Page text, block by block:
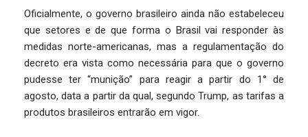
Oficialmente, o governo brasileiro ainda não estabeleceu
que setores e de que forma o Brasil vai responder às
medidas norte-americanas, mas a regulamentação do
decreto era vista como necessária para que o governo
pudesse ter “munição” para reagir a partir do 1° de
agosto, data a partir da qual, segundo Trump, as tarifas a
produtos brasileiros entrarão em vigor.